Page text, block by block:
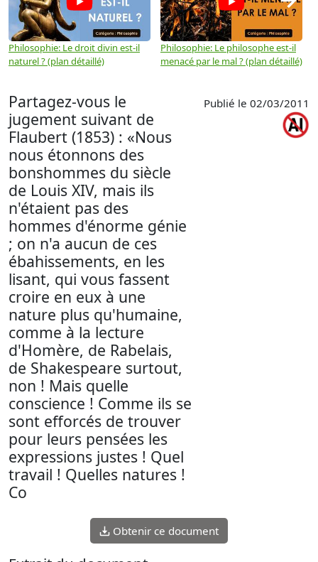
Philosophie: Le droit divin est-il
naturel ? (plan détaillé)
Philosophie: Le philosophe est-il
menacé par le mal ? (plan détaillé)
Partagez-vous le
jugement suivant de
Flaubert (1853) : «Nous
nous étonnons des
bonshommes du siècle
de Louis XIV, mais ils
n'étaient pas des
hommes d'énorme génie
; on n'a aucun de ces
ébahissements, en les
lisant, qui vous fassent
croire en eux à une
nature plus qu'humaine,
comme à la lecture
d'Homère, de Rabelais,
de Shakespeare surtout,
non ! Mais quelle
conscience ! Comme ils se
sont efforcés de trouver
pour leurs pensées les
expressions justes ! Quel
travail ! Quelles natures !
Co
Publié le 02/03/2011
Obtenir ce document